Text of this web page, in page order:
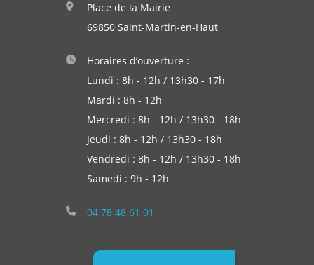
Place de la Mairie
69850 Saint-Martin-en-Haut
Horaires d’ouverture :
Lundi : 8h - 12h / 13h30 - 17h
Mardi : 8h - 12h
Mercredi : 8h - 12h / 13h30 - 18h
Jeudi : 8h - 12h / 13h30 - 18h
Vendredi : 8h - 12h / 13h30 - 18h
Samedi : 9h - 12h
04 78 48 61 01